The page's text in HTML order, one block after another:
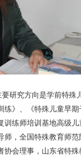
要研究方向是学前特殊
练》 《特殊儿童早期
练师培训基地高级
，全国特殊教育师
会理事，山东省特